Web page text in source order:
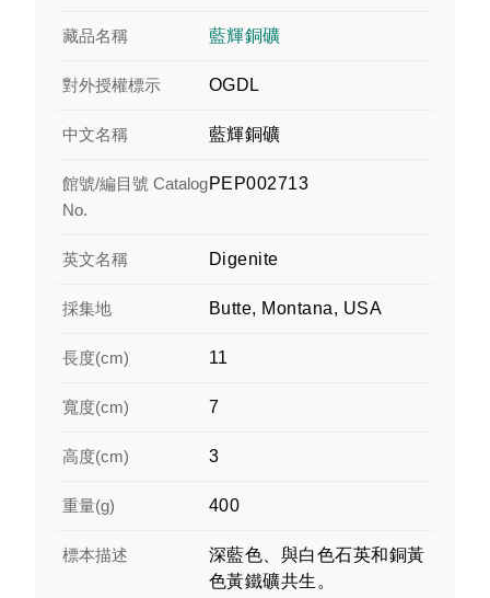
藏品名稱 藍輝銅礦
對外授權標示 OGDL
中文名稱 藍輝銅礦
館號/編目號 Catalog
No.
PEP002713
英文名稱 Digenite
採集地 Butte, Montana, USA
長度(cm) 11
寬度(cm) 7
高度(cm) 3
重量(g) 400
標本描述
深藍色、與白色石英和銅黃
色黃鐵礦共生。